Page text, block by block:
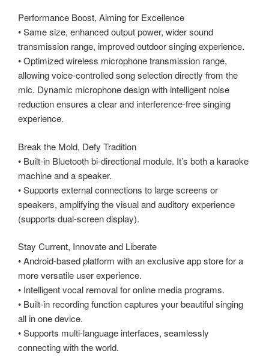
Performance Boost, Aiming for Excellence
• Same size, enhanced output power, wider sound
transmission range, improved outdoor singing experience.
• Optimized wireless microphone transmission range,
allowing voice-controlled song selection directly from the
mic. Dynamic microphone design with intelligent noise
reduction ensures a clear and interference-free singing
experience.
Break the Mold, Defy Tradition
• Built-in Bluetooth bi-directional module. It’s both a karaoke
machine and a speaker.
• Supports external connections to large screens or
speakers, amplifying the visual and auditory experience
(supports dual-screen display).
Stay Current, Innovate and Liberate
• Android-based platform with an exclusive app store for a
more versatile user experience.
• Intelligent vocal removal for online media programs.
• Built-in recording function captures your beautiful singing
all in one device.
• Supports multi-language interfaces, seamlessly
connecting with the world.